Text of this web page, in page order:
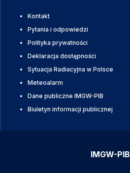
Kontakt
Pytania i odpowiedzi
Polityka prywatności
Deklaracja dostępności
Sytuacja Radiacyjna w Polsce
Meteoalarm
Dane publiczne IMGW-PIB
Biuletyn informacji publicznej
IMGW-PIB